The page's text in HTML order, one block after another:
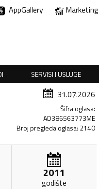
AppGallery Marketing
SERVISI I USLUGE
31.07.2026
Šifra oglasa:
AD386563773ME
Broj pregleda oglasa: 2140
2011
godište